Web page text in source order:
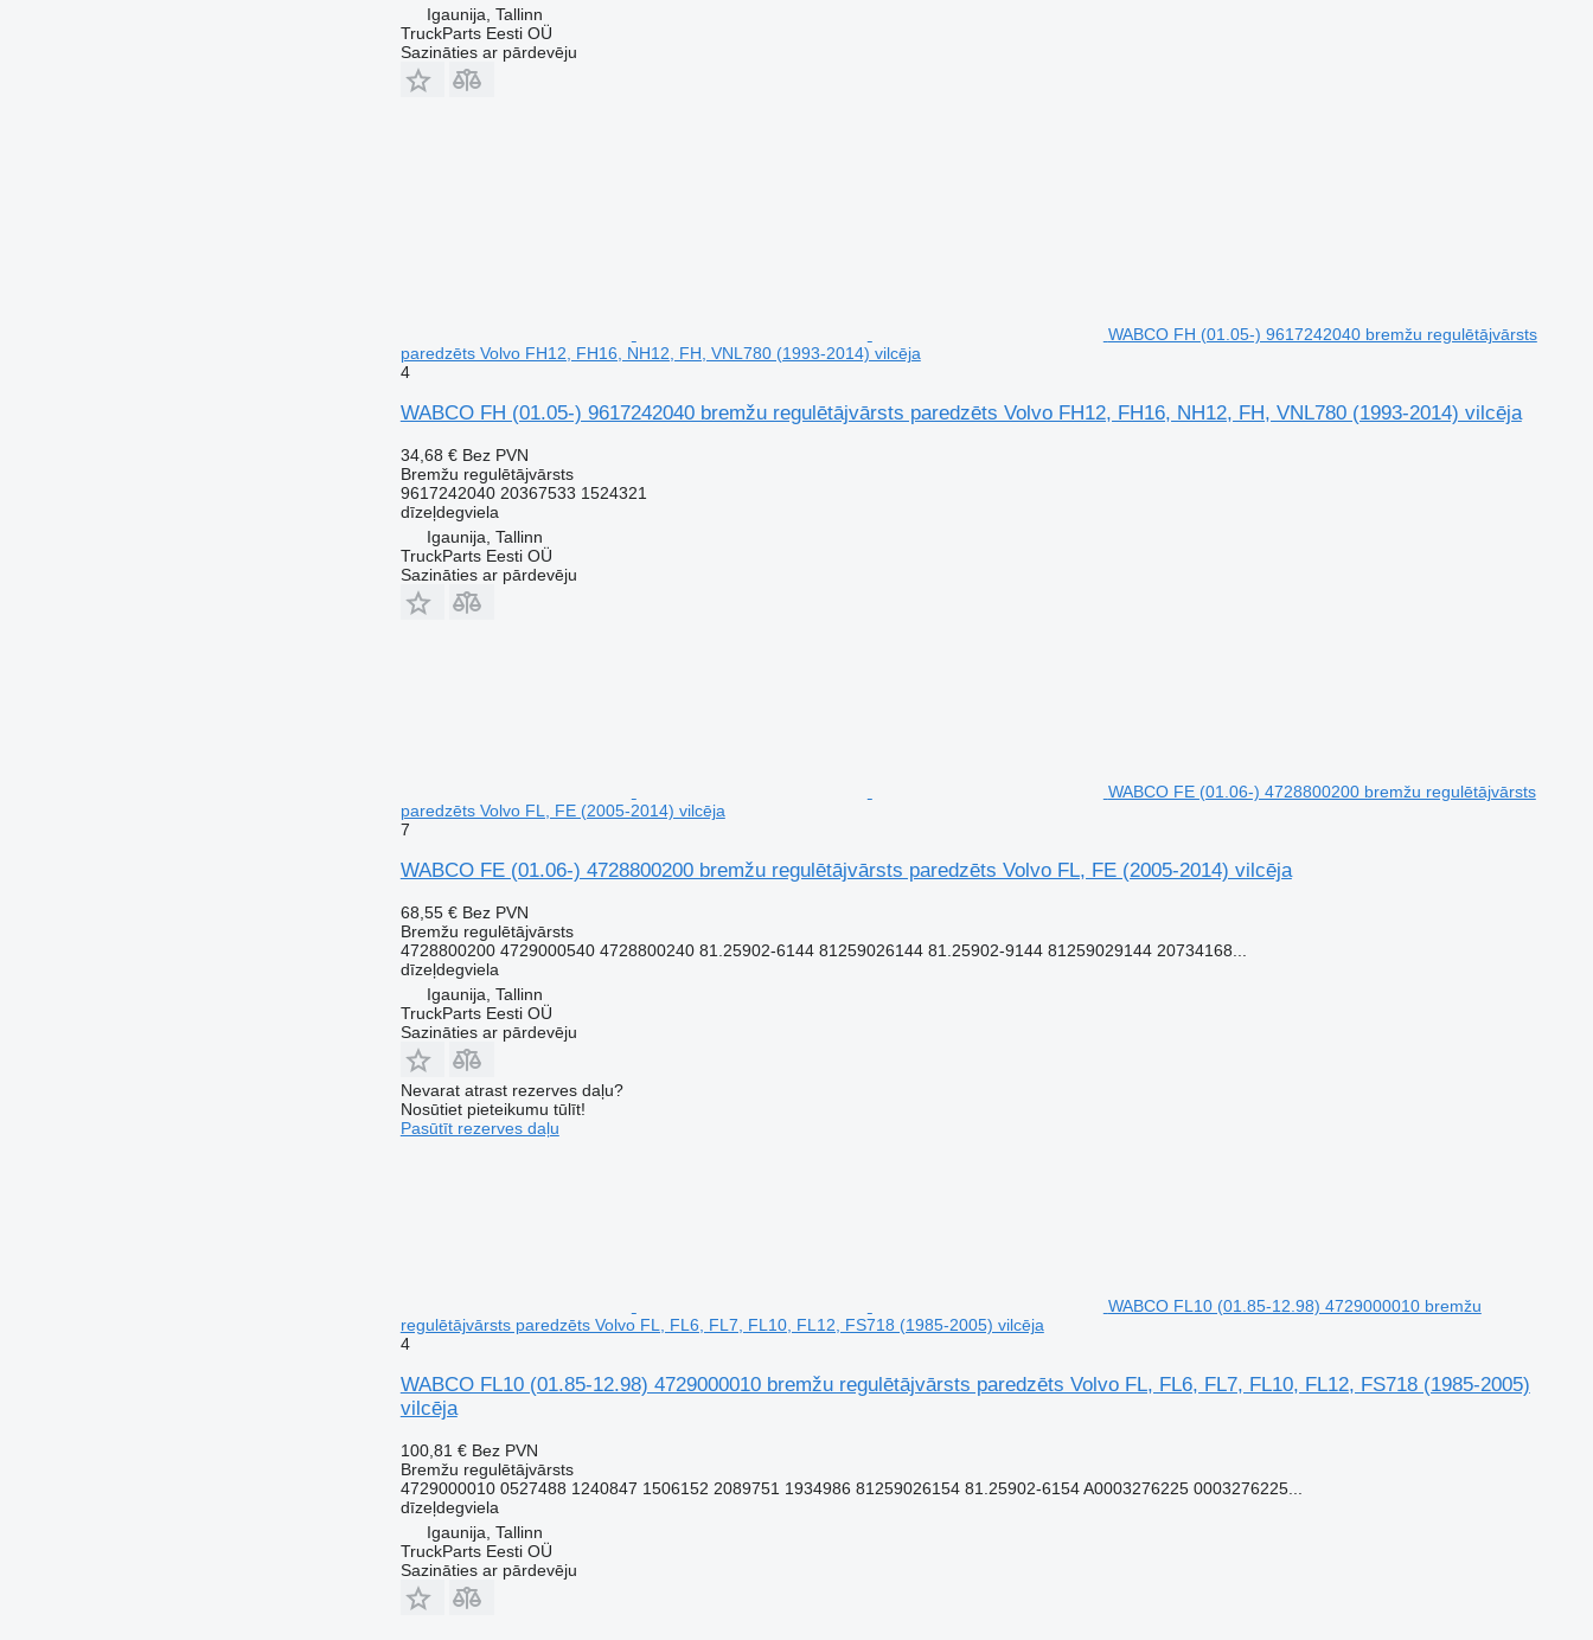
Igaunija, Tallinn
TruckParts Eesti OÜ
Sazināties ar pārdevēju
WABCO FH (01.05-) 9617242040 bremžu regulētājvārsts
paredzēts Volvo FH12, FH16, NH12, FH, VNL780 (1993-2014) vilcēja
4
WABCO FH (01.05-) 9617242040 bremžu regulētājvārsts paredzēts Volvo FH12, FH16, NH12, FH, VNL780 (1993-2014) vilcēja
34,68 € Bez PVN
Bremžu regulētājvārsts
9617242040 20367533 1524321
dīzeļdegviela
Igaunija, Tallinn
TruckParts Eesti OÜ
Sazināties ar pārdevēju
WABCO FE (01.06-) 4728800200 bremžu regulētājvārsts
paredzēts Volvo FL, FE (2005-2014) vilcēja
7
WABCO FE (01.06-) 4728800200 bremžu regulētājvārsts paredzēts Volvo FL, FE (2005-2014) vilcēja
68,55 € Bez PVN
Bremžu regulētājvārsts
4728800200 4729000540 4728800240 81.25902-6144 81259026144 81.25902-9144 81259029144 20734168...
dīzeļdegviela
Igaunija, Tallinn
TruckParts Eesti OÜ
Sazināties ar pārdevēju
Nevarat atrast rezerves daļu?
Nosūtiet pieteikumu tūlīt!
Pasūtīt rezerves daļu
WABCO FL10 (01.85-12.98) 4729000010 bremžu
regulētājvārsts paredzēts Volvo FL, FL6, FL7, FL10, FL12, FS718 (1985-2005) vilcēja
4
WABCO FL10 (01.85-12.98) 4729000010 bremžu regulētājvārsts paredzēts Volvo FL, FL6, FL7, FL10, FL12, FS718 (1985-2005)
vilcēja
100,81 € Bez PVN
Bremžu regulētājvārsts
4729000010 0527488 1240847 1506152 2089751 1934986 81259026154 81.25902-6154 A0003276225 0003276225...
dīzeļdegviela
Igaunija, Tallinn
TruckParts Eesti OÜ
Sazināties ar pārdevēju